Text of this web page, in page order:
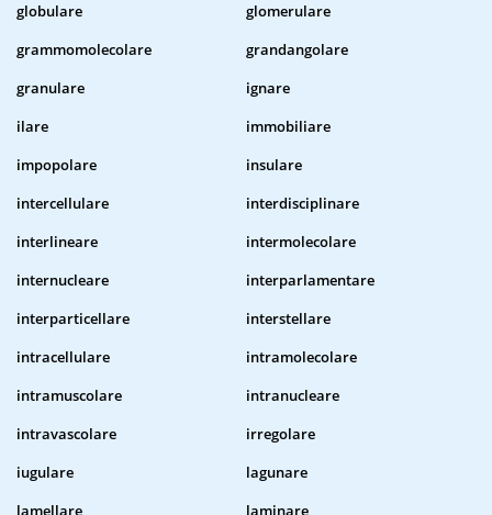
globulare
glomerulare
grammomolecolare
grandangolare
granulare
ignare
ilare
immobiliare
impopolare
insulare
intercellulare
interdisciplinare
interlineare
intermolecolare
internucleare
interparlamentare
interparticellare
interstellare
intracellulare
intramolecolare
intramuscolare
intranucleare
intravascolare
irregolare
iugulare
lagunare
lamellare
laminare